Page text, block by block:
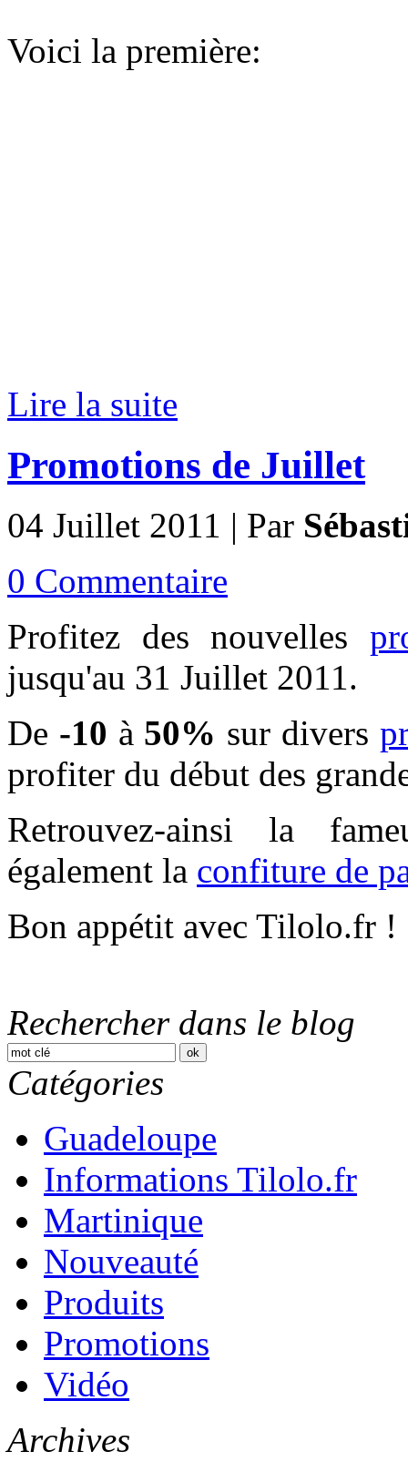
Voici la première:
Lire la suite
Promotions de Juillet
04 Juillet 2011 | Par
0 Commentaire
Profitez des nouvelles
jusqu'au 31 Juillet 2011.
De -10 à 50% sur divers
profiter du début des
Retrouvez-ainsi la
également la confiture de
Bon appétit avec Tilolo.fr !
Rechercher dans le blog
Catégories
Guadeloupe
Informations Tilolo.fr
Martinique
Nouveauté
Produits
Promotions
Vidéo
Archives